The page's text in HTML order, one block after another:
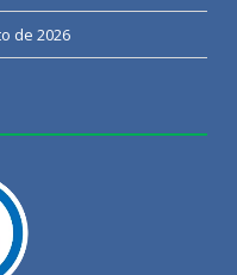
de 2026